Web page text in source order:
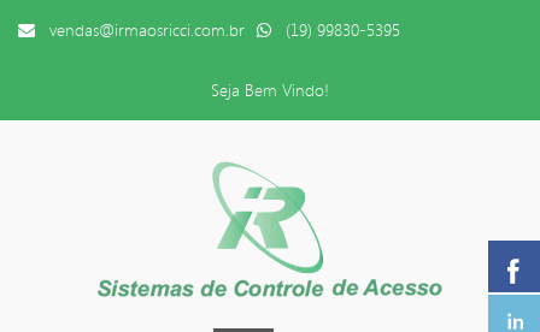
vendas@irmaosricci.com.br (19) 99830-5395
Seja Bem Vindo!